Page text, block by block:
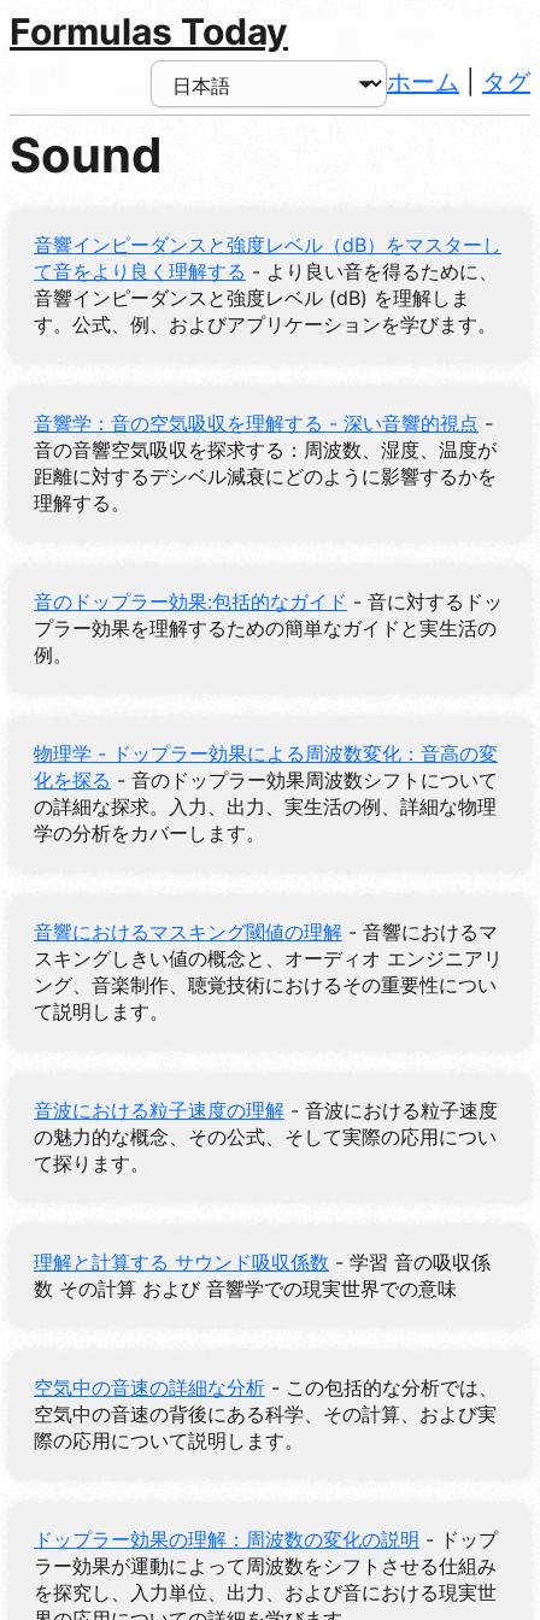
Formulas Today
ホーム タグ
Sound
音響インピーダンスと強度レベル（dB）をマスターし
て音をより良く理解する - より良い音を得るために、
音響インピーダンスと強度レベル (dB) を理解しま
す。公式、例、およびアプリケーションを学びます。
音響学：音の空気吸収を理解する - 深い音響的視点 -
音の音響空気吸収を探求する：周波数、湿度、温度が
距離に対するデシベル減衰にどのように影響するかを
理解する。
音のドップラー効果:包括的なガイド - 音に対するドッ
プラー効果を理解するための簡単なガイドと実生活の
例。
物理学 - ドップラー効果による周波数変化：音高の変
化を探る - 音のドップラー効果周波数シフトについて
の詳細な探求。入力、出力、実生活の例、詳細な物理
学の分析をカバーします。
音響におけるマスキング閾値の理解 - 音響におけるマ
スキングしきい値の概念と、オーディオ エンジニアリ
ング、音楽制作、聴覚技術におけるその重要性につい
て説明します。
音波における粒子速度の理解 - 音波における粒子速度
の魅力的な概念、その公式、そして実際の応用につい
て探ります。
理解と計算する サウンド吸収係数 - 学習 音の吸収係
数 その計算 および 音響学での現実世界での意味
空気中の音速の詳細な分析 - この包括的な分析では、
空気中の音速の背後にある科学、その計算、および実
際の応用について説明します。
ドップラー効果の理解：周波数の変化の説明 - ドップ
ラー効果が運動によって周波数をシフトさせる仕組み
を探究し、入力単位、出力、および音における現実世